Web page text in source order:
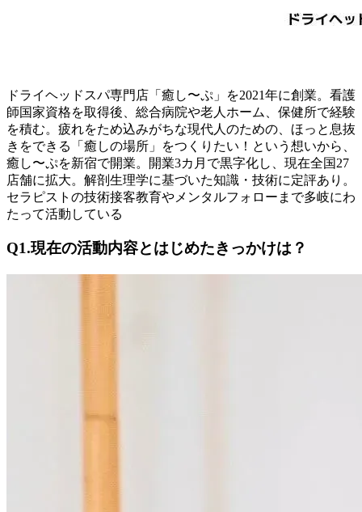
ドライヘッドスパ専門店「癒し〜ぷ」を2021年に創業。看護
師国家資格を取得後、総合病院や老人ホーム、保健所で経験
を積む。疲れをため込みがちな現代人のための、ほっと息抜
きをできる「癒しの場所」をつくりたい！という想いから、
癒し〜ぷを新宿で開業。開業3カ月で黒字化し、現在全国27
店舗に拡大。解剖生理学に基づいた知識・技術に定評あり。
セラピストの技術接客教育やメンタルフォローまで多岐にわ
たって活動している
Q1.現在の活動内容とはじめたきっかけは？